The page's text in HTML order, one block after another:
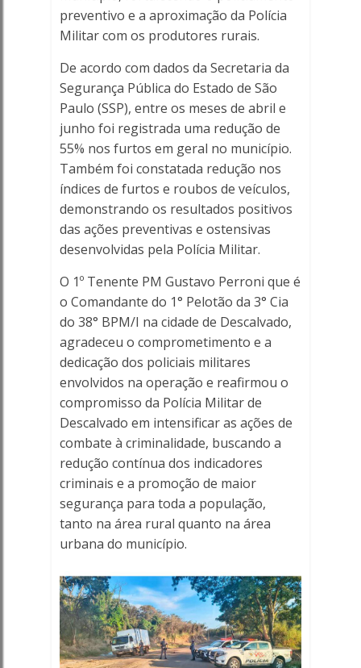
preventivo e a aproximação da Polícia
Militar com os produtores rurais.
De acordo com dados da Secretaria da
Segurança Pública do Estado de São
Paulo (SSP), entre os meses de abril e
junho foi registrada uma redução de
55% nos furtos em geral no município.
Também foi constatada redução nos
índices de furtos e roubos de veículos,
demonstrando os resultados positivos
das ações preventivas e ostensivas
desenvolvidas pela Polícia Militar.
O 1º Tenente PM Gustavo Perroni que é
o Comandante do 1° Pelotão da 3° Cia
do 38° BPM/I na cidade de Descalvado,
agradeceu o comprometimento e a
dedicação dos policiais militares
envolvidos na operação e reafirmou o
compromisso da Polícia Militar de
Descalvado em intensificar as ações de
combate à criminalidade, buscando a
redução contínua dos indicadores
criminais e a promoção de maior
segurança para toda a população,
tanto na área rural quanto na área
urbana do município.